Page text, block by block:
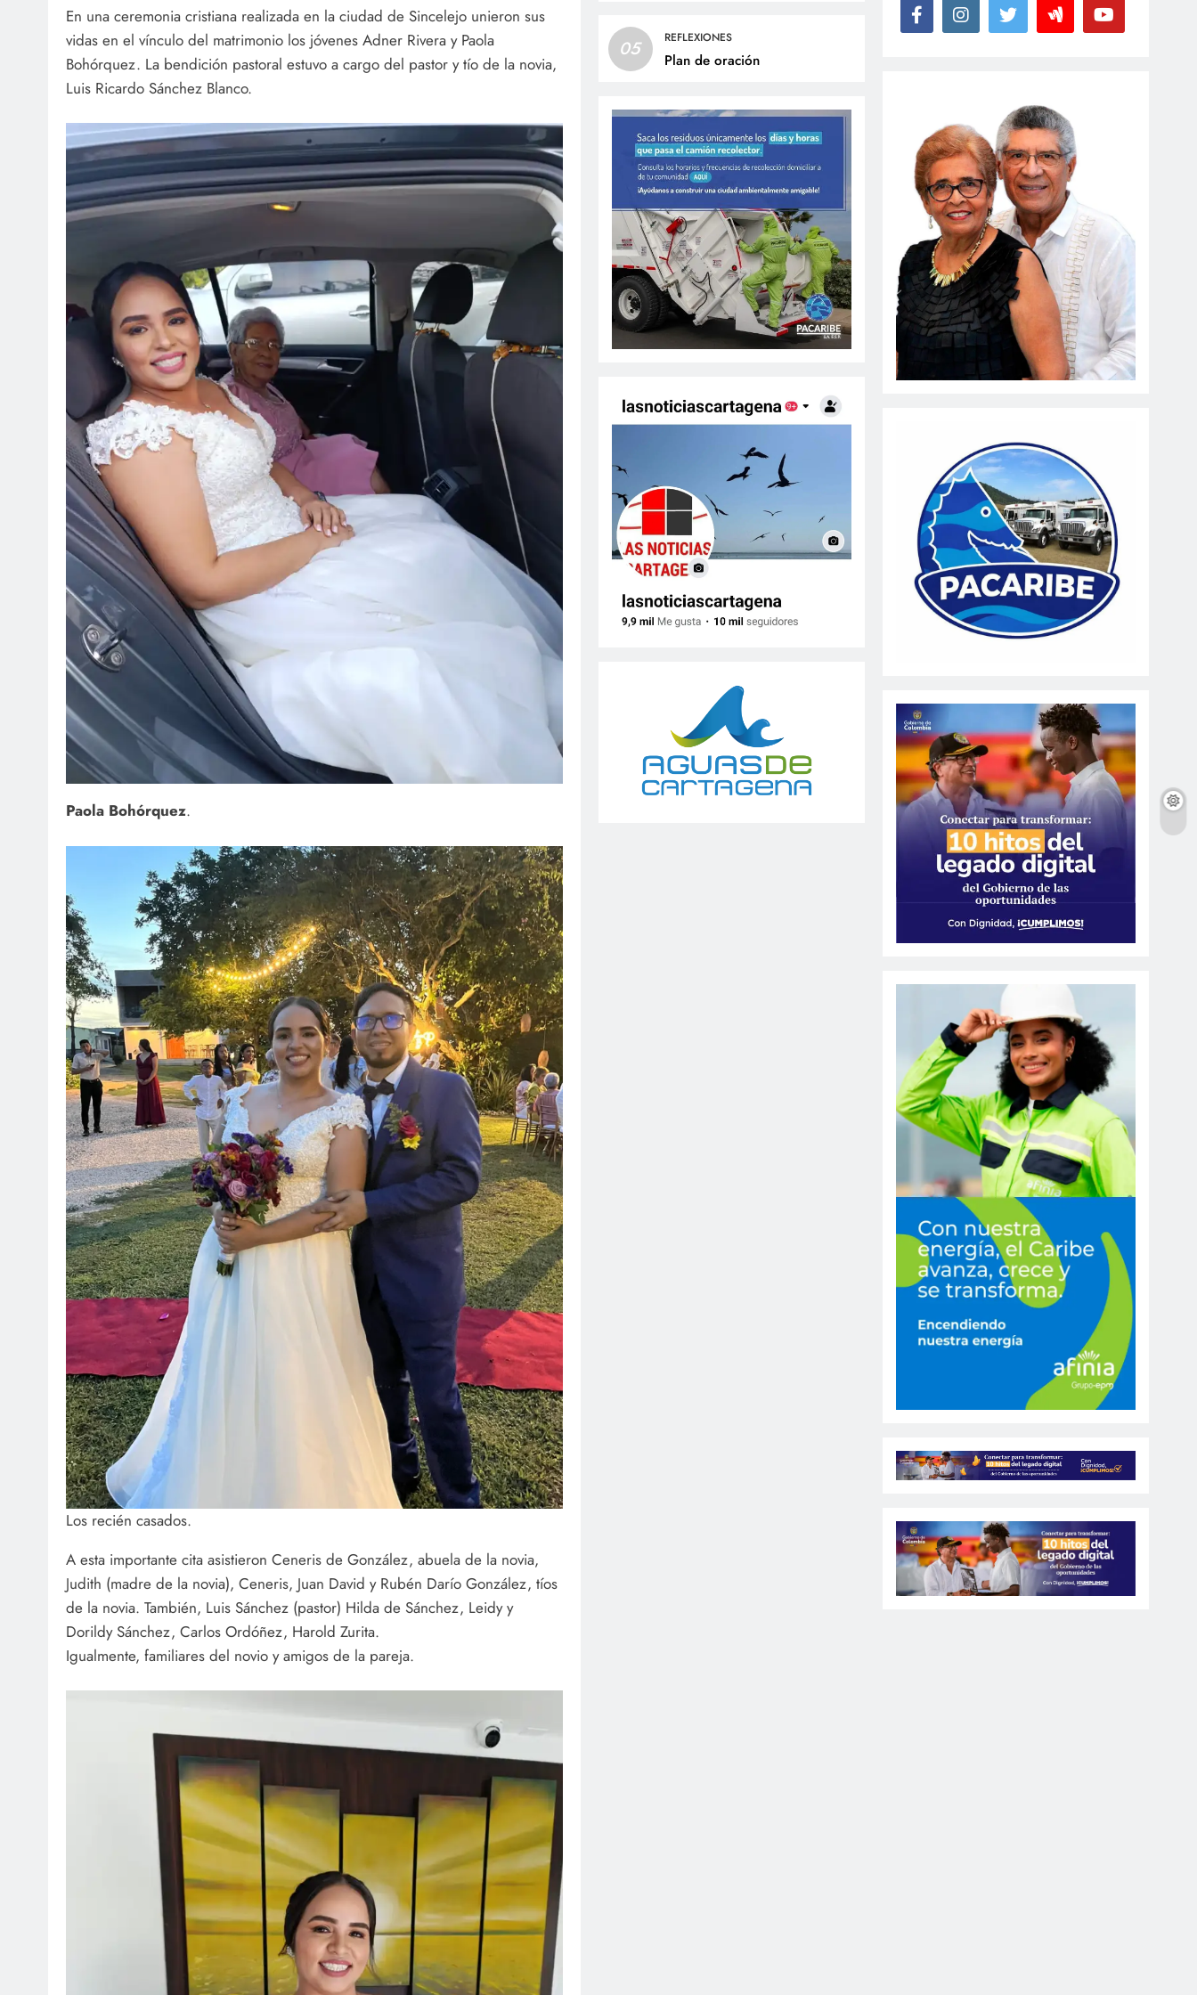
05 REFLEXIONES
Plan de oración
En una ceremonia cristiana realizada en la ciudad de Sincelejo unieron sus
vidas en el vínculo del matrimonio los jóvenes Adner Rivera y Paola
Bohórquez. La bendición pastoral estuvo a cargo del pastor y tío de la novia,
Luis Ricardo Sánchez Blanco.
Paola Bohórquez.
Los recién casados.
A esta importante cita asistieron Ceneris de González, abuela de la novia,
Judith (madre de la novia), Ceneris, Juan David y Rubén Darío González, tíos
de la novia. También, Luis Sánchez (pastor) Hilda de Sánchez, Leidy y
Dorildy Sánchez, Carlos Ordóñez, Harold Zurita.
Igualmente, familiares del novio y amigos de la pareja.